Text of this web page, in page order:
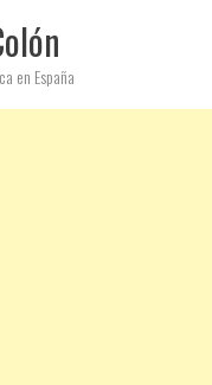
en España